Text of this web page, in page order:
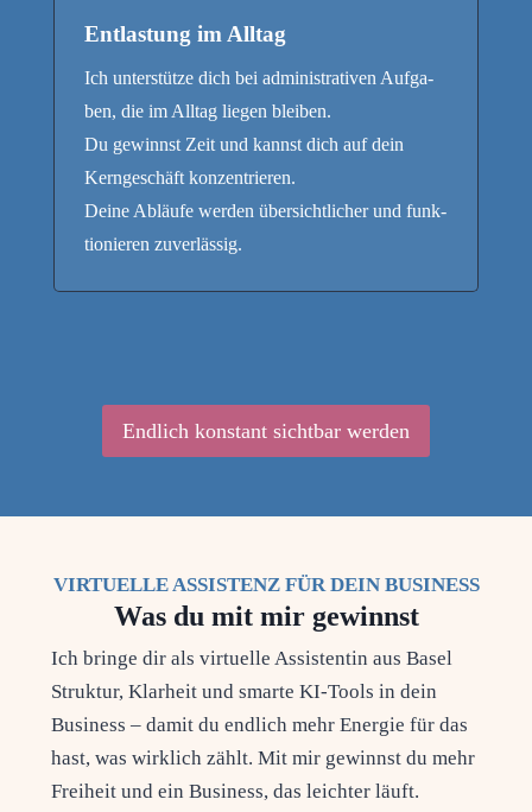
Entlastung im Alltag
Ich unter­stüt­ze dich bei admi­nis­tra­ti­ven Auf­ga­
ben, die im All­tag lie­gen bleiben.
Du gewinnst Zeit und kannst dich auf dein
Kern­ge­schäft konzentrieren.
Dei­ne Abläu­fe wer­den über­sicht­li­cher und funk­
tio­nie­ren zuverlässig.
End­lich kon­stant sicht­bar werden
VIR­TU­EL­LE ASSIS­TENZ FÜR DEIN BUSINESS
Was du mit mir gewinnst
Ich brin­ge dir als vir­tu­el­le Assis­ten­tin aus Basel
Struk­tur, Klar­heit und smar­te KI-Tools in dein
Busi­ness – damit du end­lich mehr Ener­gie für das
hast, was wirk­lich zählt. Mit mir gewinnst du mehr
Frei­heit und ein Busi­ness, das leich­ter läuft.